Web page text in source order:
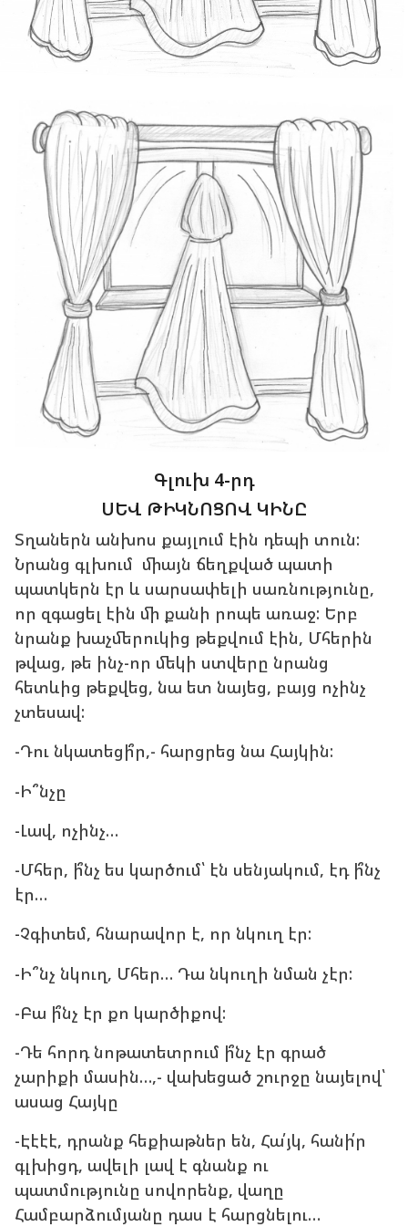
Գլուխ 4-րդ
ՍԵՎ ԹԻԿՆՈՑՈՎ ԿԻՆԸ
Տղաներն անխոս քայլում էին դեպի տուն:
Նրանց գլխում միայն ճեղքված պատի
պատկերն էր և սարսափելի սառնությունը,
որ զգացել էին մի քանի րոպե առաջ: Երբ
նրանք խաչմերուկից թեքվում էին, Մհերին
թվաց, թե ինչ-որ մեկի ստվերը նրանց
հետևից թեքվեց, նա ետ նայեց, բայց ոչինչ
չտեսավ:
-Դու նկատեցի՞ր,- հարցրեց նա Հայկին:
-Ի՞նչը
-Լավ, ոչինչ…
-Մհեր, ի՞նչ ես կարծում՝ էն սենյակում, էդ ի՞նչ
էր…
-Չգիտեմ, հնարավոր է, որ նկուղ էր:
-Ի՞նչ նկուղ, Մհեր… Դա նկուղի նման չէր:
-Բա ի՞նչ էր քո կարծիքով:
-Դե հորդ նոթատետրում ի՞նչ էր գրած
չարիքի մասին…,- վախեցած շուրջը նայելով՝
ասաց Հայկը
-Էէէէ, դրանք հեքիաթներ են, Հա՛յկ, հանի՛ր
գլխիցդ, ավելի լավ է գնանք ու
պատմությունը սովորենք, վաղը
Համբարձումյանը դաս է հարցնելու…